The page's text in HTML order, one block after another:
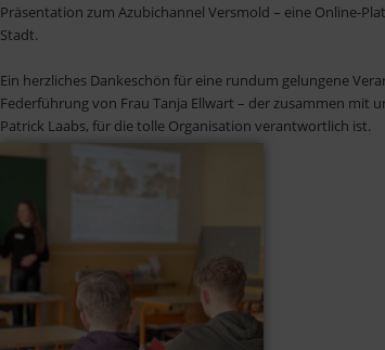
Präsentation zum Azubichannel Versmold – eine Online-
Stadt.
Ein herzliches Dankeschön für eine rundum gelungene
Federführung von Frau Tanja Ellwart – der zusammen mit
Patrick Laabs, für die tolle Organisation verantwortlich ist.